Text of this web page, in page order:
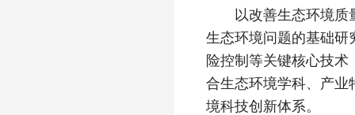
以改善生态环境质量
生态环境问题的基础研
险控制等关键核心技
合生态环境学科、产业
境科技创新体系。